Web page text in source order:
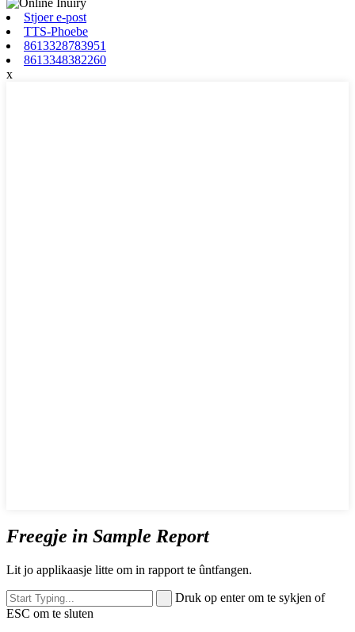
Stjoer e-post
TTS-Phoebe
8613328783951
8613348382260
x
Freegje in Sample Report
Lit jo applikaasje litte om in rapport te ûntfangen.
Druk op enter om te sykjen of
ESC om te sluten